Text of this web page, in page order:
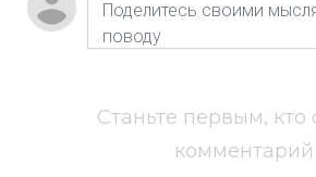
Станьте первым, кто
комментарий